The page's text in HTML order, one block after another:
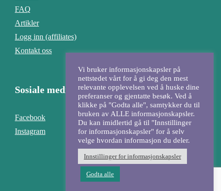
FAQ
Artikler
Logg inn (affiliates)
Kontakt oss
Sosiale medier
Facebook
Instagram
Design & kode:
Vi bruker informasjonskapsler på
nettstedet vårt for å gi deg den mest
relevante opplevelsen ved å huske dine
preferanser og gjentatte besøk. Ved å
klikke på "Godta alle", samtykker du til
bruken av ALLE informasjonskapsler.
Du kan imidlertid gå til "Innstillinger
for informasjonskapsler" for å selv
velge hvordan informasjon du deler.
Innstillinger for informasjonskapsler
Godta alle